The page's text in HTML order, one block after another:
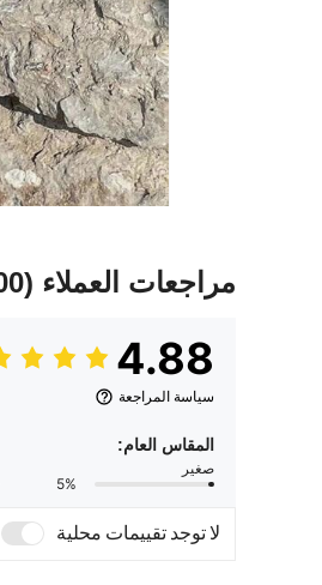
مراجعات العملاء (500+)
4.88
سياسة المراجعة
المقاس العام:
صغير
5%
لا توجد تقييمات محلية